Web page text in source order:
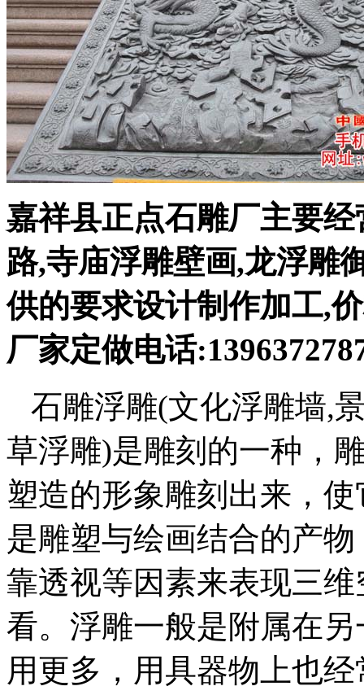
嘉祥县正点石雕厂主要
路,寺庙浮雕壁画,龙浮雕
供的要求设计制作加工,
厂家定做电话
石雕浮雕(文化浮雕墙,
草浮雕)是雕刻的一种，
塑造的形象雕刻出来，
是雕塑与绘画结合的产
靠透视等因素来表现三
看。浮雕一般是附属在
用更多，用具器物上也